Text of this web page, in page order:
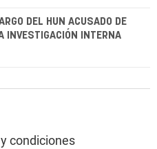
DEL HUN ACUSADO DE
INVESTIGACIÓN INTERNA
condiciones